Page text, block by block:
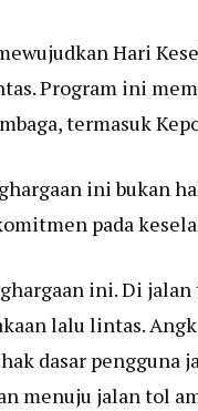
Hari
Program ini
termasuk
ini bukan
pada
ini. Di
lalu lintas.
dasar pengguna
menuju jalan tol